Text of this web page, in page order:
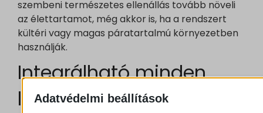
szembeni természetes ellenállás tovább növeli
az élettartamot, még akkor is, ha a rendszert
kültéri vagy magas páratartalmú környezetben
használják.
Integrálható minden
lean-alapú rendszerbe
Adatvédelmi beállítások